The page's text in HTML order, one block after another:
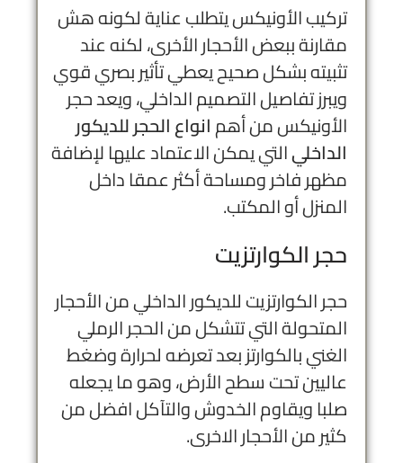
تركيب الأونيكس يتطلب عناية لكونه هش
مقارنة ببعض الأحجار الأخرى، لكنه عند
تثبيته بشكل صحيح يعطي تأثير بصري قوي
ويبرز تفاصيل التصميم الداخلي، ويعد حجر
الأونيكس من أهمانواع الحجر للديكور
الداخليالتي يمكن الاعتماد عليها لإضافة
مظهر فاخر ومساحة أكثر عمقا داخل
المنزل أو المكتب.
حجر الكوارتزيت
حجر الكوارتزيت للديكور الداخلي من الأحجار
المتحولة التي تتشكل من الحجر الرملي
الغني بالكوارتز بعد تعرضه لحرارة وضغط
عاليين تحت سطح الأرض، وهو ما يجعله
صلبا ويقاوم الخدوش والتآكل افضل من
كثير من الأحجار الاخرى.